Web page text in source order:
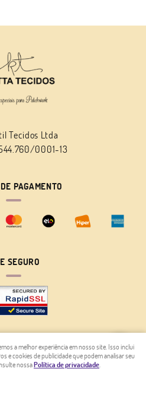
Tecidos Ltda
0001-13
PAGAMENTO
SEGURO
a melhor experiência em nosso site. Isso inclui
e cookies de publicidade que podem analisar seu
nossaPolítica de privacidade.